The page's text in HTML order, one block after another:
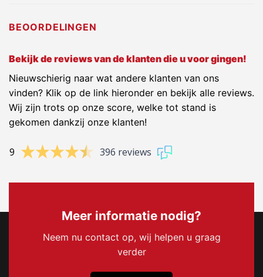
BEOORDELINGEN
Bekijk de reviews van de klanten die u voor gingen!
Nieuwschierig naar wat andere klanten van ons
vinden? Klik op de link hieronder en bekijk alle reviews.
Wij zijn trots op onze score, welke tot stand is
gekomen dankzij onze klanten!
9 396 reviews
Meer informatie nodig?
Neem nu contact op, wij helpen u graag
verder